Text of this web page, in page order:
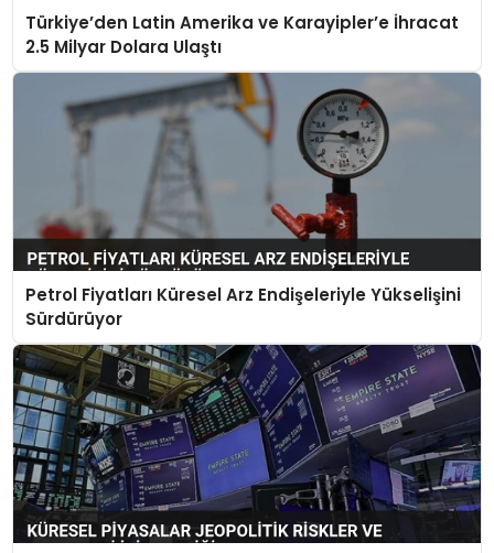
Türkiye’den Latin Amerika ve Karayipler’e İhracat
2.5 Milyar Dolara Ulaştı
Petrol Fiyatları Küresel Arz Endişeleriyle Yükselişini
Sürdürüyor